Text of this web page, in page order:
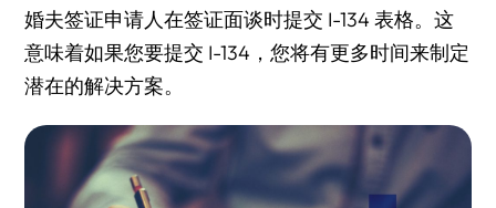
婚夫签证申请人在签证面谈时提交 I-134 表格。这
意味着如果您要提交 I-134，您将有更多时间来制定
潜在的解决方案。